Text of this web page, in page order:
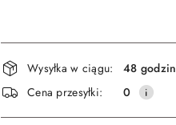
Dostępność
i
dostawa
Wysyłka w ciągu:
48 godzin
Cena przesyłki:
0